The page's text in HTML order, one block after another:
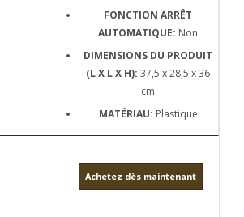
FONCTION ARRÊT
AUTOMATIQUE: Non
DIMENSIONS DU PRODUIT
(L X L X H): 37,5 x 28,5 x 36
cm
MATÉRIAU: Plastique
Achetez dès maintenant